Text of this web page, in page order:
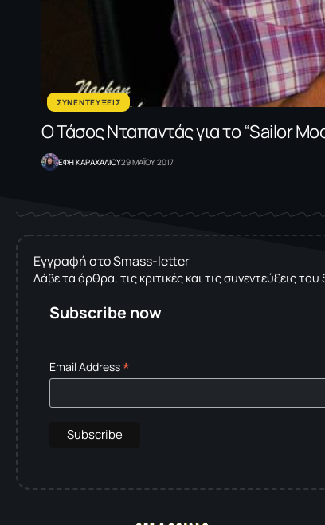
ΣΥΝΕΝΤΕΥΞΕΙΣ
Ο Τάσος Νταπαντάς για το “Sailor
ΕΦΗ KΑΡΑΧΑΛΙΟΥ29 ΜΑΪΟΥ 2017
Εγγραφή στο Smass-letter
Λάβε τα άρθρα, τις κριτικές και τις συνεντεύξεις
Subscribe now
Email Address*